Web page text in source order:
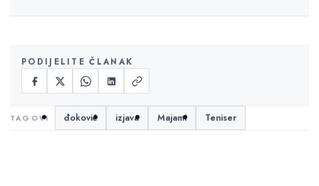
PODIJELITE ČLANAK
đoković izjava Majami Teniser